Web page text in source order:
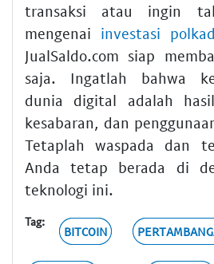
transaksi atau ingin
mengenai investasi
JualSaldo.com siap
saja. Ingatlah bahwa
dunia digital adalah
kesabaran, dan
Tetaplah waspada dan
Anda tetap berada di
teknologi ini.
Tag:
BITCOIN